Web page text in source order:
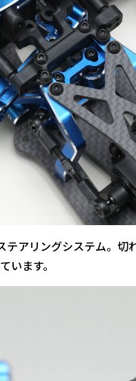
アリングシステム。
います。